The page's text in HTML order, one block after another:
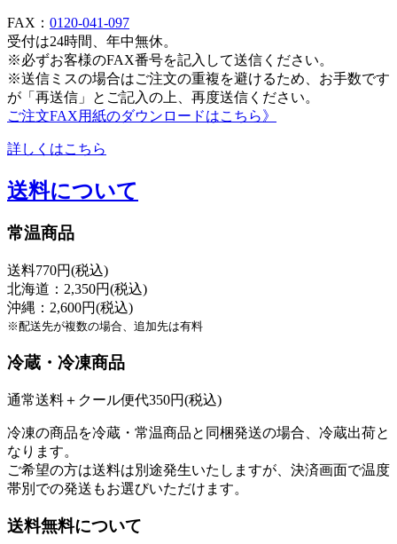
FAX： 0120-041-097
受付は24時間、年中無休。
※必ずお客様のFAX番号を記入して送信ください。
※送信ミスの場合はご注文の重複を避けるため、お手数です
が「再送信」とご記入の上、再度送信ください。
ご注文FAX用紙のダウンロードはこちら》
詳しくはこちら
送料について
常温商品
送料770円(税込)
北海道：2,350円(税込)
沖縄：2,600円(税込)
※配送先が複数の場合、追加先は有料
冷蔵・冷凍商品
通常送料＋クール便代350円(税込)
冷凍の商品を冷蔵・常温商品と同梱発送の場合、冷蔵出荷と
なります。
ご希望の方は送料は別途発生いたしますが、決済画面で温度
帯別での発送もお選びいただけます。
送料無料について